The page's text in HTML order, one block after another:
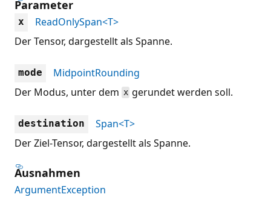
Parameter
x
ReadOnlySpan<T>
Der Tensor, dargestellt als Spanne.
mode
MidpointRounding
Der Modus, unter dem x gerundet werden soll.
destination
Span<T>
Der Ziel-Tensor, dargestellt als Spanne.
Ausnahmen
ArgumentException